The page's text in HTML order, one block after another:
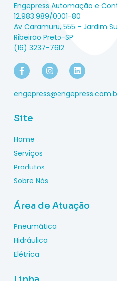
Engepress Automação e
12.983.989/0001-80
Av Caramuru, 555 - Jardim
Ribeirão Preto-SP
(16) 3237-7612
Site
Home
Serviços
Produtos
Sobre Nós
Área de Atuação
Pneumática
Hidráulica
Elétrica